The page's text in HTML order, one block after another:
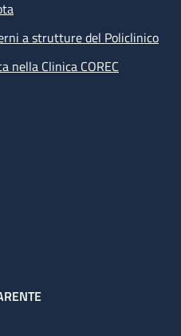
a strutture del Policlinico
nella Clinica COREC